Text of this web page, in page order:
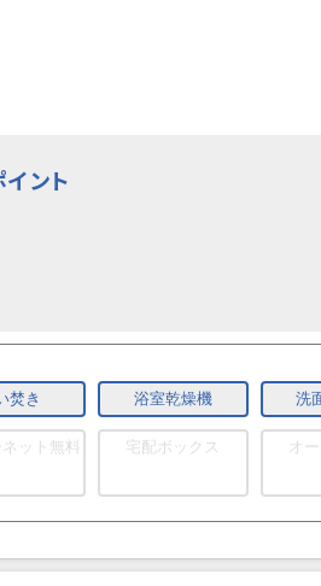
ント
焚き 浴室乾燥機 洗
ット無料 宅配ボックス オ